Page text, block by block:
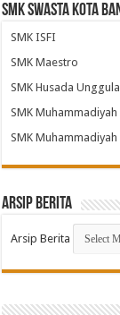
SMK Swasta Kota
SMK ISFI
SMK Maestro
SMK Husada
SMK Muhammadiyah
SMK Muhammadiyah
Arsip Berita
Arsip Berita